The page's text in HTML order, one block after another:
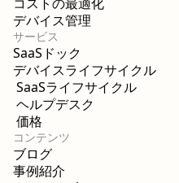
デバイス管理
サービス
SaaSドック
デバイスライフサイクル
SaaSライフサイクル
ヘルプデスク
価格
コンテンツ
ブログ
事例紹介